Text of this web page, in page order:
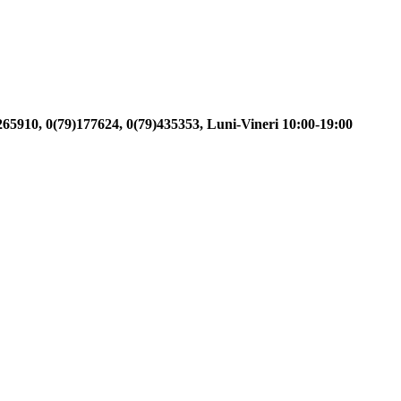
0(79)177624, 0(79)435353, Luni-Vineri 10:00-19:00